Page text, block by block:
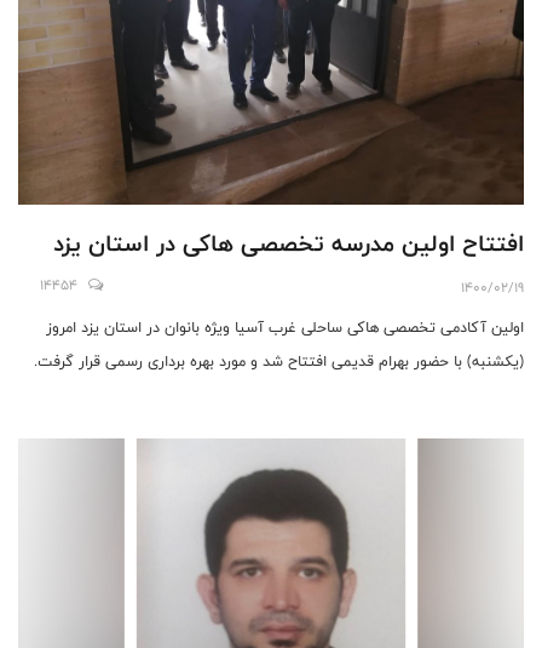
افتتاح اولین مدرسه تخصصی هاکی در استان یزد
1400/02/19
14454
اولين‌ آكادمی‌ تخصصی هاکی‌ ساحلی غرب آ‌سيا ويژ‌ه بانوان در استان یزد امروز
(یکشنبه) با حضور بهرام قدیمی افتتاح شد و مورد بهره بردار‌ی ر‌سمی قرار گرفت.